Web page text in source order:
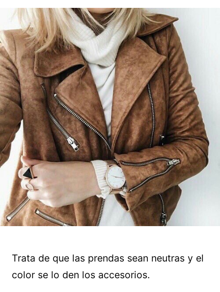
Trata de que las prendas sean neutras y el
color se lo den los accesorios.